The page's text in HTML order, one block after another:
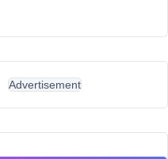
Advertisement